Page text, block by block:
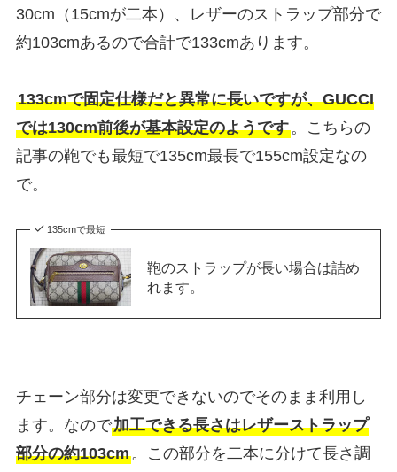
30cm（15cmが二本）、レザーのストラップ部分で
約103cmあるので合計で133cmあります。
133cmで固定仕様だと異常に長いですが、GUCCI
では130cm前後が基本設定のようです。こちらの
記事の鞄でも最短で135cm最長で155cm設定なの
で。
135cmで最短
鞄のストラップが長い場合は詰め
れます。
チェーン部分は変更できないのでそのまま利用し
ます。なので加工できる長さはレザーストラップ
部分の約103cm。この部分を二本に分けて長さ調